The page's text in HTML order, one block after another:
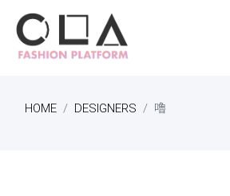
HOME DESIGNERS 嚕